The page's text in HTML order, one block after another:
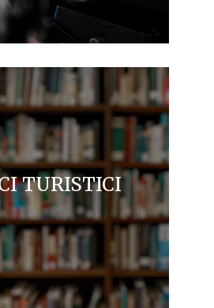
TURISTICI